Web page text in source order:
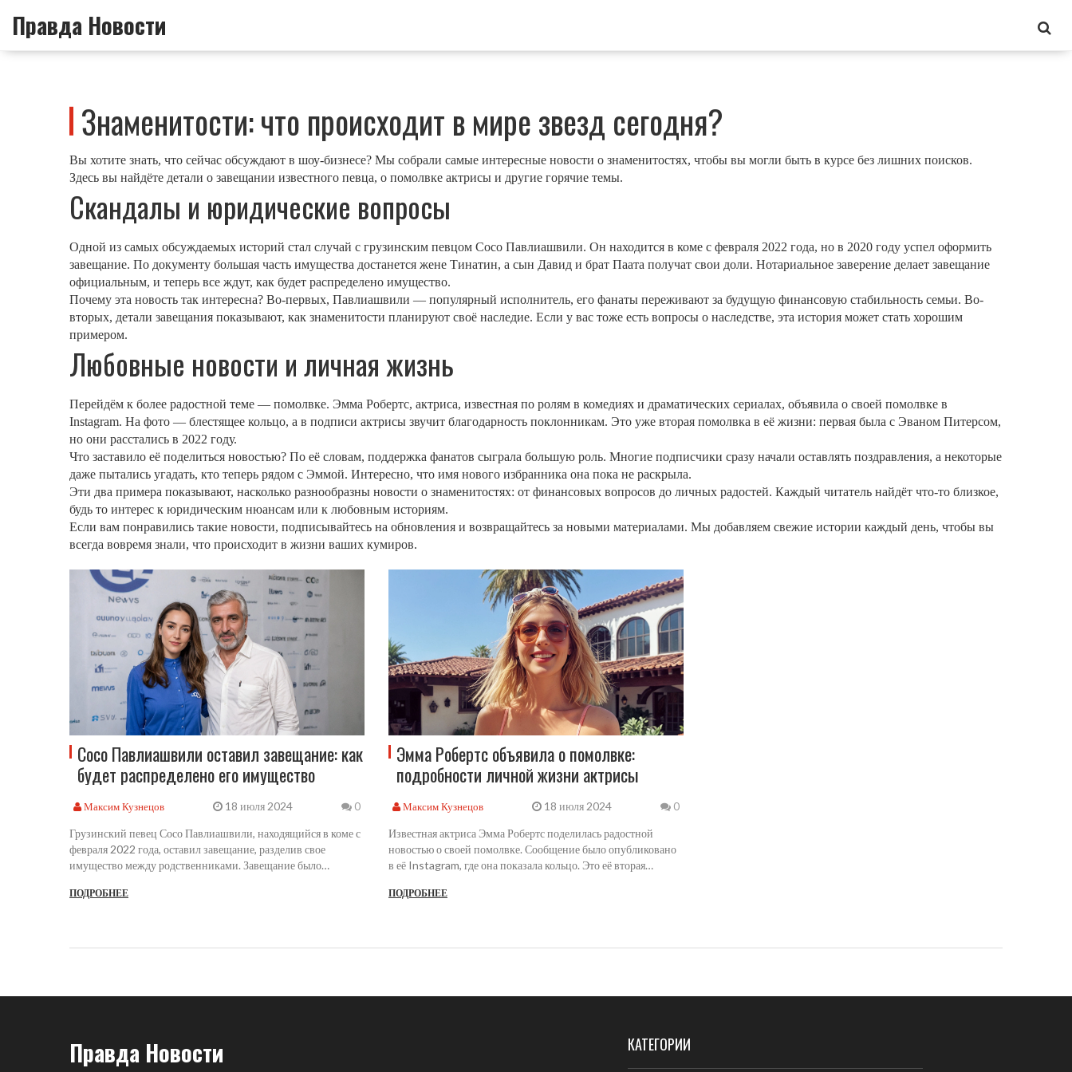
Правда Новости
Знаменитости: что происходит в мире звезд сегодня?
Вы хотите знать, что сейчас обсуждают в шоу‑бизнесе? Мы собрали самые интересные новости о знаменитостях, чтобы вы могли быть в курсе без лишних поисков.
Здесь вы найдёте детали о завещании известного певца, о помолвке актрисы и другие горячие темы.
Скандалы и юридические вопросы
Одной из самых обсуждаемых историй стал случай с грузинским певцом Сосо Павлиашвили. Он находится в коме с февраля 2022 года, но в 2020 году успел оформить
завещание. По документу большая часть имущества достанется жене Тинатин, а сын Давид и брат Паата получат свои доли. Нотариальное заверение делает завещание
официальным, и теперь все ждут, как будет распределено имущество.
Почему эта новость так интересна? Во-первых, Павлиашвили — популярный исполнитель, его фанаты переживают за будущую финансовую стабильность семьи. Во-
вторых, детали завещания показывают, как знаменитости планируют своё наследие. Если у вас тоже есть вопросы о наследстве, эта история может стать хорошим
примером.
Любовные новости и личная жизнь
Перейдём к более радостной теме — помолвке. Эмма Робертс, актриса, известная по ролям в комедиях и драматических сериалах, объявила о своей помолвке в
Instagram. На фото — блестящее кольцо, а в подписи актрисы звучит благодарность поклонникам. Это уже вторая помолвка в её жизни: первая была с Эваном Питерсом,
но они расстались в 2022 году.
Что заставило её поделиться новостью? По её словам, поддержка фанатов сыграла большую роль. Многие подписчики сразу начали оставлять поздравления, а некоторые
даже пытались угадать, кто теперь рядом с Эммой. Интересно, что имя нового избранника она пока не раскрыла.
Эти два примера показывают, насколько разнообразны новости о знаменитостях: от финансовых вопросов до личных радостей. Каждый читатель найдёт что‑то близкое,
будь то интерес к юридическим нюансам или к любовным историям.
Если вам понравились такие новости, подписывайтесь на обновления и возвращайтесь за новыми материалами. Мы добавляем свежие истории каждый день, чтобы вы
всегда вовремя знали, что происходит в жизни ваших кумиров.
Сосо Павлиашвили оставил завещание: как
будет распределено его имущество
Максим Кузнецов 18 июля 2024 0
Грузинский певец Сосо Павлиашвили, находящийся в коме с
февраля 2022 года, оставил завещание, разделив свое
имущество между родственниками. Завещание было
часть собственности достанется жене певца, Тинатин
ПОДРОБНЕЕ
Эмма Робертс объявила о помолвке:
подробности личной жизни актрисы
Максим Кузнецов 18 июля 2024 0
Известная актриса Эмма Робертс поделилась радостной
новостью о своей помолвке. Сообщение было опубликовано
в её Instagram, где она показала кольцо. Это её вторая
Питерсом до 2022 года. Актриса не раскрыла имя нового
ПОДРОБНЕЕ
Правда Новости КАТЕГОРИИ